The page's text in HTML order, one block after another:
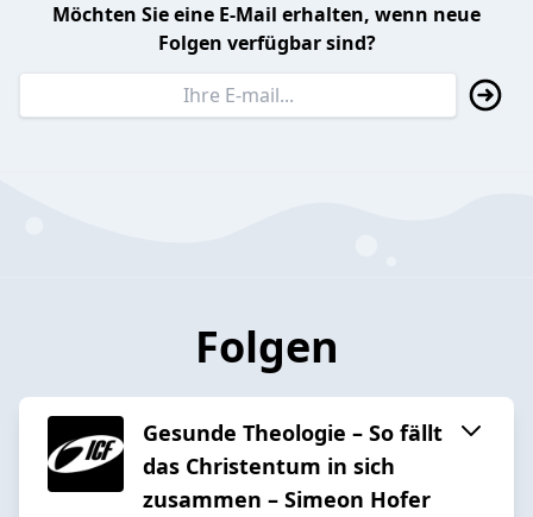
Möchten Sie eine E-Mail erhalten, wenn neue
Folgen verfügbar sind?
Folgen
Gesunde Theologie – So fällt
das Christentum in sich
zusammen – Simeon Hofer